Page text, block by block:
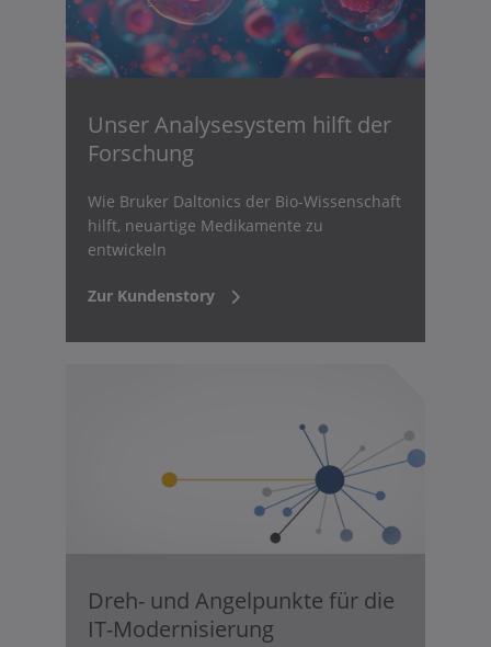
Unser Analysesystem hilft der
Forschung
Wie Bruker Daltonics der Bio-Wissenschaft
hilft, neuartige Medikamente zu
entwickeln
Zur Kundenstory
Dreh- und Angelpunkte für die
IT-Modernisierung